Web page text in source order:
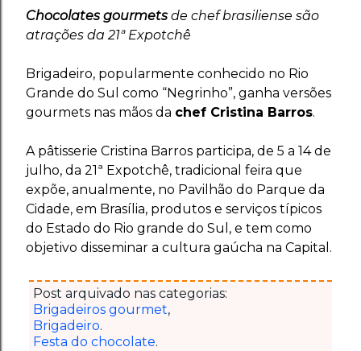
Chocolates gourmetsde chef brasiliense são
atrações da 21ª Expotchê
Brigadeiro, popularmente conhecido no Rio
Grande do Sul como “Negrinho”, ganha versões
gourmets nas mãos da chef Cristina Barros.
A pâtisserie Cristina Barros participa, de 5 a 14 de
julho, da 21ª Expotchê, tradicional feira que
expõe, anualmente, no Pavilhão do Parque da
Cidade, em Brasília, produtos e serviços típicos
do Estado do Rio grande do Sul, e tem como
objetivo disseminar a cultura gaúcha na Capital.
Post arquivado nas categorias:
Brigadeiros gourmet,
Brigadeiro.
Festa do chocolate.